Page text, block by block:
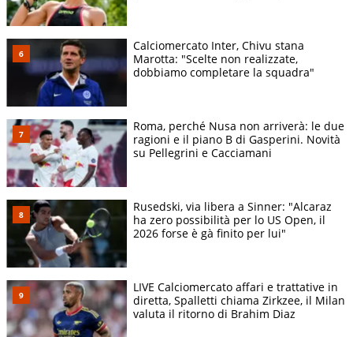
Calciomercato Inter, Chivu stana
Marotta: "Scelte non realizzate,
dobbiamo completare la squadra"
Roma, perché Nusa non arriverà: le due
ragioni e il piano B di Gasperini. Novità
su Pellegrini e Cacciamani
Rusedski, via libera a Sinner: "Alcaraz
ha zero possibilità per lo US Open, il
2026 forse è gà finito per lui"
LIVE Calciomercato affari e trattative in
diretta, Spalletti chiama Zirkzee, il Milan
valuta il ritorno di Brahim Diaz